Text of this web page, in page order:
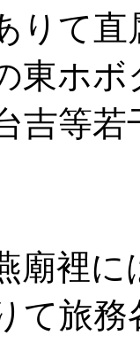
りて直
東ホ
吉等若
廟裡
て旅務